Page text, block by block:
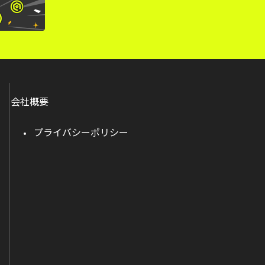
会社概要
プライバシーポリシー